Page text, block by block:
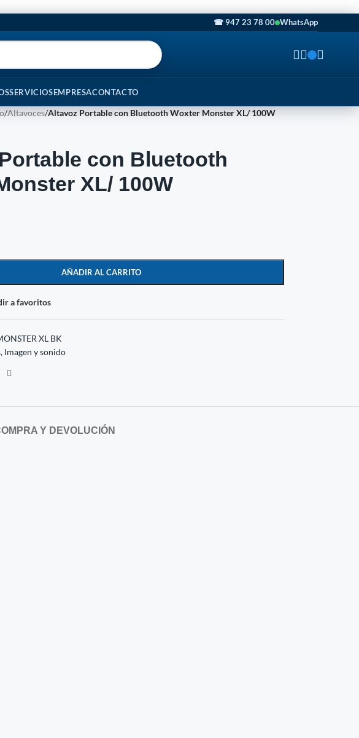
☎ 947 23 78 00 WhatsApp
SERVICIOSEMPRESACONTACTO
/Altavoces/Altavoz Portable con Bluetooth Woxter Monster XL/ 100W
con Bluetooth
XL/ 100W
AÑADIR AL CARRITO
a favoritos
XL BK
, Imagen y sonido
Y DEVOLUCIÓN